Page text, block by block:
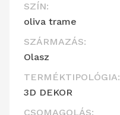
SZÍN:
oliva trame
SZÁRMAZÁS:
Olasz
TERMÉKTIPOLÓGIA:
3D DEKOR
CSOMAGOLÁS: